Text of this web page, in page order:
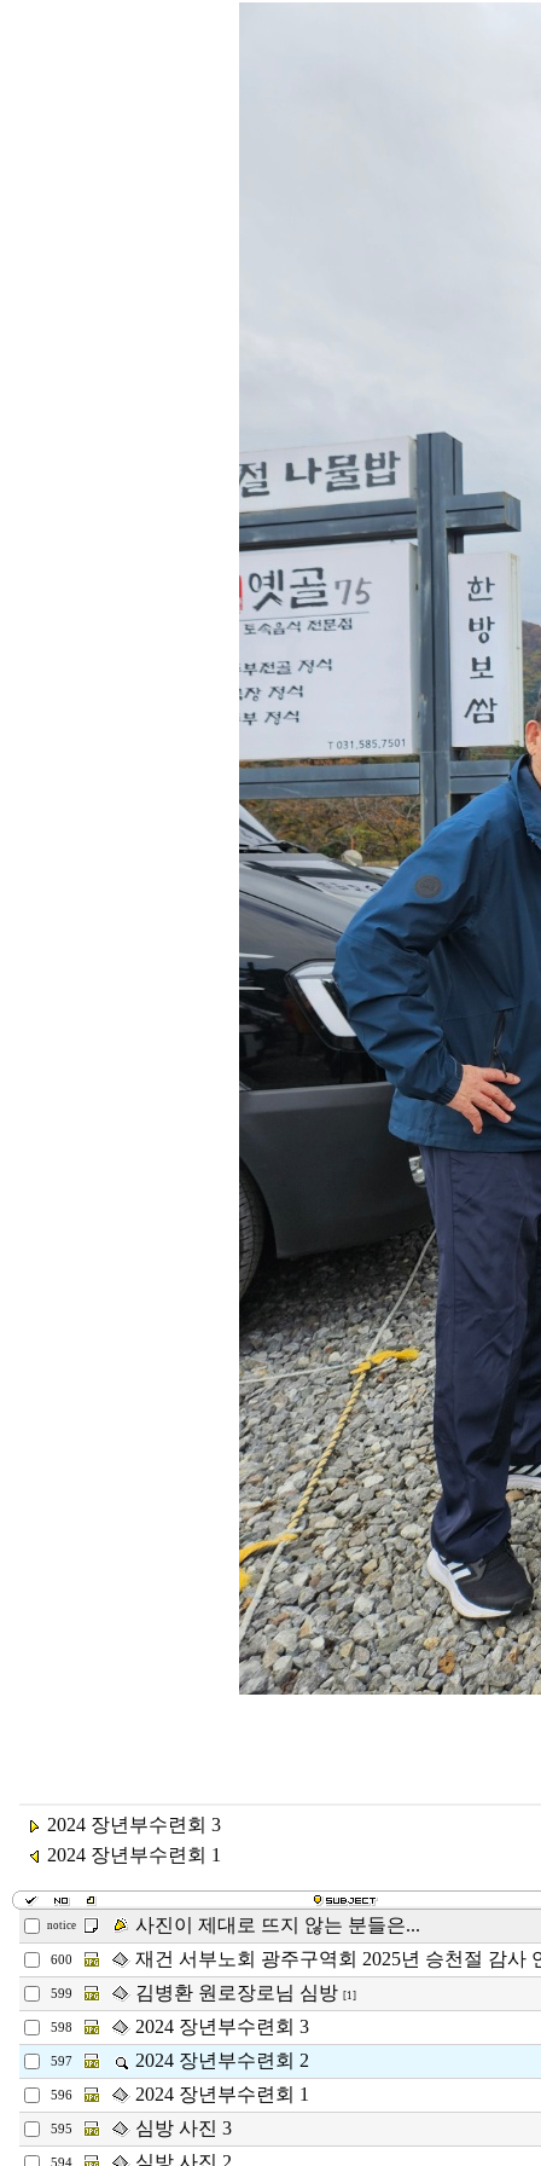
2024 장년부수련회 3
2024 장년부수련회 1
notice 사진이 제대로 뜨지 않는 분들은...
600 재건 서부노회 광주구역회 2025년 승천절 감사
599 김병환 원로장로님 심방 [1]
598 2024 장년부수련회 3
597 2024 장년부수련회 2
596 2024 장년부수련회 1
595 심방 사진 3
594 심방 사진 2